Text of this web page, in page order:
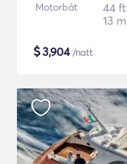
Motorbåt
44 ft
13 m
$3,904/natt